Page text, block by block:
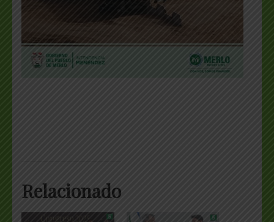
Relacionado